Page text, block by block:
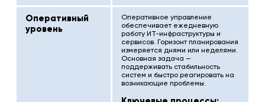
Оперативный
уровень
Оперативное управление
обеспечивает ежедневную
работу ИТ-инфраструктуры и
сервисов. Горизонт планирования
измеряется днями или неделями.
Основная задача —
поддерживать стабильность
систем и быстро реагировать на
возникающие проблемы.